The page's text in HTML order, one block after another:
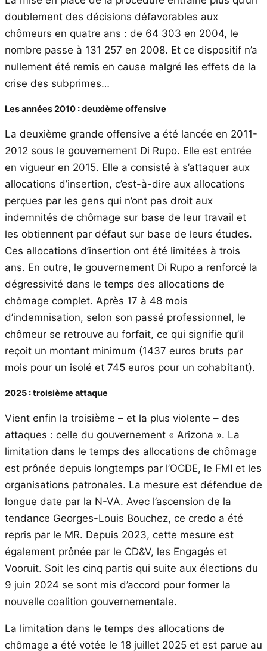
doublement des décisions défavorables aux
chômeurs en quatre ans : de 64 303 en 2004, le
nombre passe à 131 257 en 2008. Et ce dispositif n’a
nullement été remis en cause malgré les effets de la
crise des subprimes…
Les années 2010 : deuxième offensive
La deuxième grande offensive a été lancée en 2011-
2012 sous le gouvernement Di Rupo. Elle est entrée
en vigueur en 2015. Elle a consisté à s’attaquer aux
allocations d’insertion, c’est-à-dire aux allocations
perçues par les gens qui n’ont pas droit aux
indemnités de chômage sur base de leur travail et
les obtiennent par défaut sur base de leurs études.
Ces allocations d’insertion ont été limitées à trois
ans. En outre, le gouvernement Di Rupo a renforcé la
dégressivité dans le temps des allocations de
chômage complet. Après 17 à 48 mois
d’indemnisation, selon son passé professionnel, le
chômeur se retrouve au forfait, ce qui signifie qu’il
reçoit un montant minimum (1437 euros bruts par
mois pour un isolé et 745 euros pour un cohabitant).
2025 : troisième attaque
Vient enfin la troisième – et la plus violente – des
attaques : celle du gouvernement « Arizona ». La
limitation dans le temps des allocations de chômage
est prônée depuis longtemps par l’OCDE, le FMI et les
organisations patronales. La mesure est défendue de
longue date par la N-VA. Avec l’ascension de la
tendance Georges-Louis Bouchez, ce credo a été
repris par le MR. Depuis 2023, cette mesure est
également prônée par le CD&V, les Engagés et
Vooruit. Soit les cinq partis qui suite aux élections du
9 juin 2024 se sont mis d’accord pour former la
nouvelle coalition gouvernementale.
La limitation dans le temps des allocations de
chômage a été votée le 18 juillet 2025 et est parue au